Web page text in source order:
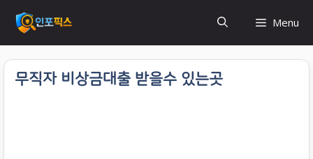
츠
로
Menu
무직자 비상금대출 받을수 있는곳